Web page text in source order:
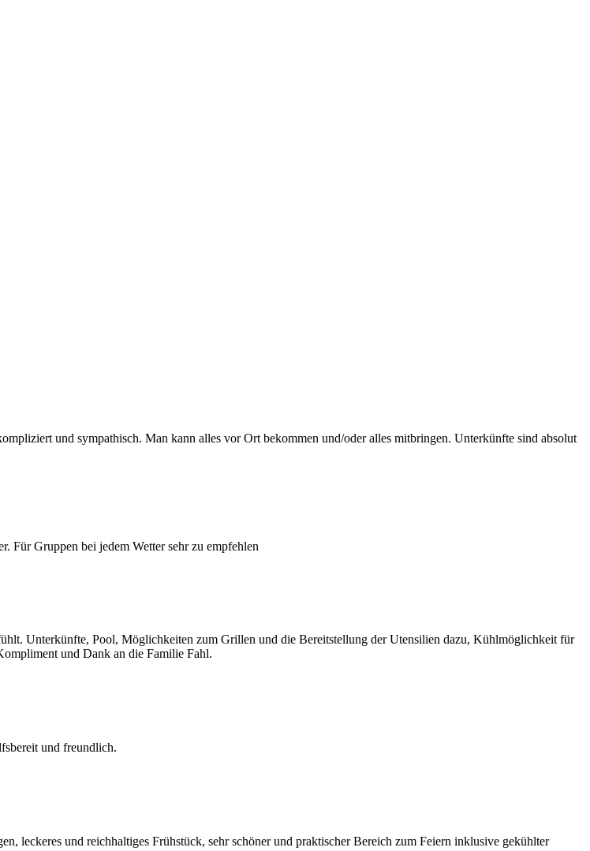
und sympathisch. Man kann alles vor Ort bekommen und/oder alles mitbringen. Unterkünfte sind absolut
Für Gruppen bei jedem Wetter sehr zu empfehlen
Unterkünfte, Pool, Möglichkeiten zum Grillen und die Bereitstellung der Utensilien dazu, Kühlmöglichkeit für
und Dank an die Familie Fahl.
und freundlich.
leckeres und reichhaltiges Frühstück, sehr schöner und praktischer Bereich zum Feiern inklusive gekühlter